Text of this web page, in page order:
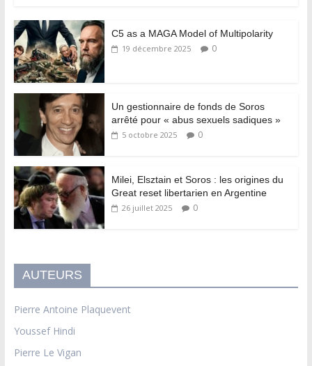
C5 as a MAGA Model of Multipolarity
19 décembre 2025 0
Un gestionnaire de fonds de Soros
arrêté pour « abus sexuels sadiques »
5 octobre 2025 0
Milei, Elsztain et Soros : les origines du
Great reset libertarien en Argentine
26 juillet 2025 0
AUTEURS
Pierre Antoine Plaquevent
Youssef Hindi
Pierre Le Vigan